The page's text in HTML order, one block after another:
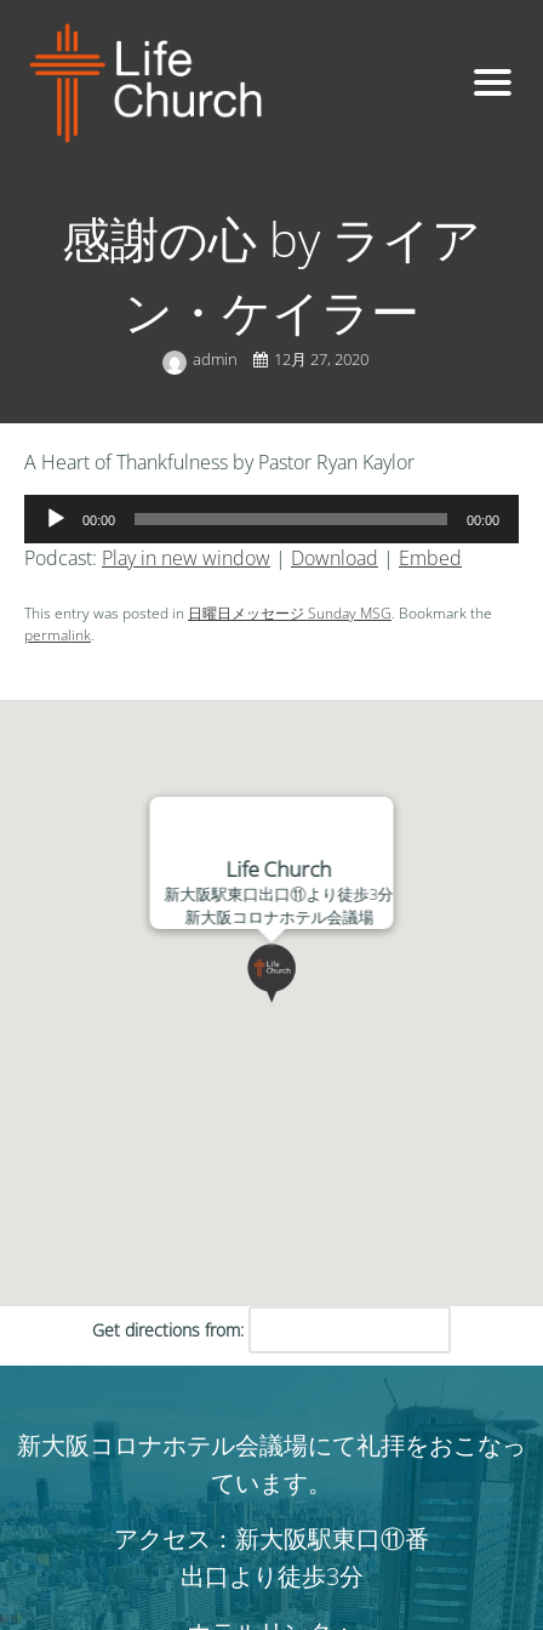
感謝の心 by ライア
ン・ケイラー
admin 12月 27, 2020
A Heart of Thankfulness by Pastor Ryan Kaylor
声
プ
ー
00:00 00:00
Podcast: Play in new window | Download | Embed
This entry was posted in 日曜日メッセージ Sunday MSG. Bookmark the
permalink.
Life Church
新大阪駅東口出口⑪より徒歩3分
新大阪コロナホテル会議場
Get directions from:
新大阪コロナホテル会議場にて礼拝をおこなっ
ています。
アクセス：新大阪駅東口⑪番
出口より徒歩3分